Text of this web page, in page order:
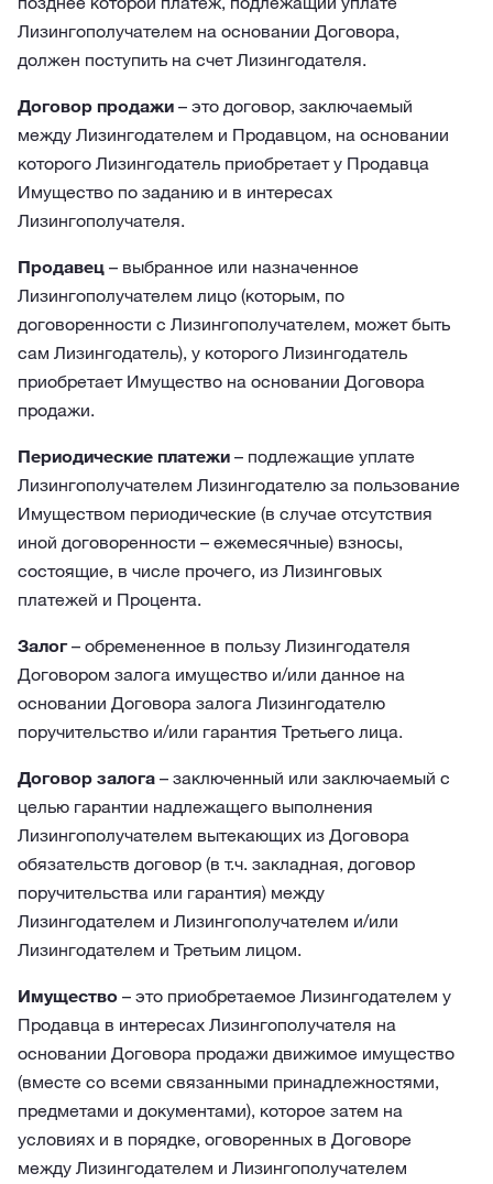
Лизингополучателем на основании Договора,
должен поступить на счет Лизингодателя.
Договор продажи – это договор, заключаемый
между Лизингодателем и Продавцом, на основании
которого Лизингодатель приобретает у Продавца
Имущество по заданию и в интересах
Лизингополучателя.
Продавец – выбранное или назначенное
Лизингополучателем лицо (которым, по
договоренности с Лизингополучателем, может быть
сам Лизингодатель), у которого Лизингодатель
приобретает Имущество на основании Договора
продажи.
Периодические платежи – подлежащие уплате
Лизингополучателем Лизингодателю за пользование
Имуществом периодические (в случае отсутствия
иной договоренности – ежемесячные) взносы,
состоящие, в числе прочего, из Лизинговых
платежей и Процента.
Залог– обремененное в пользу Лизингодателя
Договором залога имущество и/или данное на
основании Договора залога Лизингодателю
поручительство и/или гарантия Третьего лица.
Договор залога – заключенный или заключаемый с
целью гарантии надлежащего выполнения
Лизингополучателем вытекающих из Договора
обязательств договор (в т.ч. закладная, договор
поручительства или гарантия) между
Лизингодателем и Лизингополучателем и/или
Лизингодателем и Третьим лицом.
Имущество – это приобретаемое Лизингодателем у
Продавца в интересах Лизингополучателя на
основании Договора продажи движимое имущество
(вместе со всеми связанными принадлежностями,
предметами и документами), которое затем на
условиях и в порядке, оговоренных в Договоре
между Лизингодателем и Лизингополучателем